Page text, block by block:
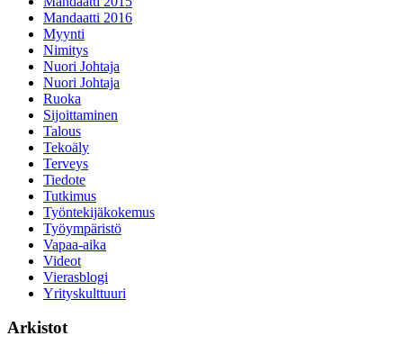
Mandaatti 2016
Myynti
Nimitys
Nuori Johtaja
Nuori Johtaja
Ruoka
Sijoittaminen
Talous
Tekoäly
Terveys
Tiedote
Tutkimus
Työntekijäkokemus
Työympäristö
Vapaa-aika
Videot
Vierasblogi
Yrityskulttuuri
Arkistot